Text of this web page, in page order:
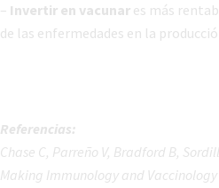
– Invertir en vacunar es más
de las enfermedades en la
Referencias:
Chase C, Parreño V, Bradford B,
Making Immunology and